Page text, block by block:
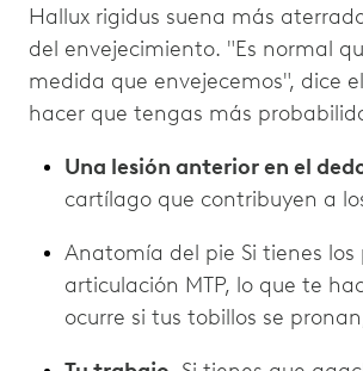
Hallux rigidus suena más
del envejecimiento. "Es normal
medida que envejecemos", dice
hacer que tengas más
Una lesión anterior en el
cartílago que contribuyen a
Anatomía del pie Si tienes
articulación MTP, lo que te
ocurre si tus tobillos se